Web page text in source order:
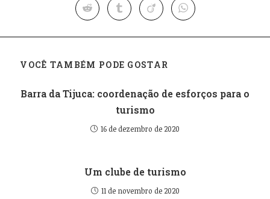
VOCÊ TAMBÉM PODE GOSTAR
Barra da Tijuca: coordenação de esforços para o
turismo
16 de dezembro de 2020
Um clube de turismo
11 de novembro de 2020